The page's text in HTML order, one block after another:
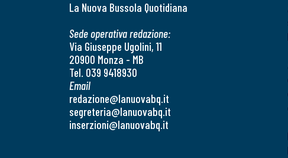
La Nuova Bussola Quotidiana
Sede operativa redazione:
Via Giuseppe Ugolini, 11
20900 Monza - MB
Tel. 039 9418930
Email
redazione@lanuovabq.it
segreteria@lanuovabq.it
inserzioni@lanuovabq.it